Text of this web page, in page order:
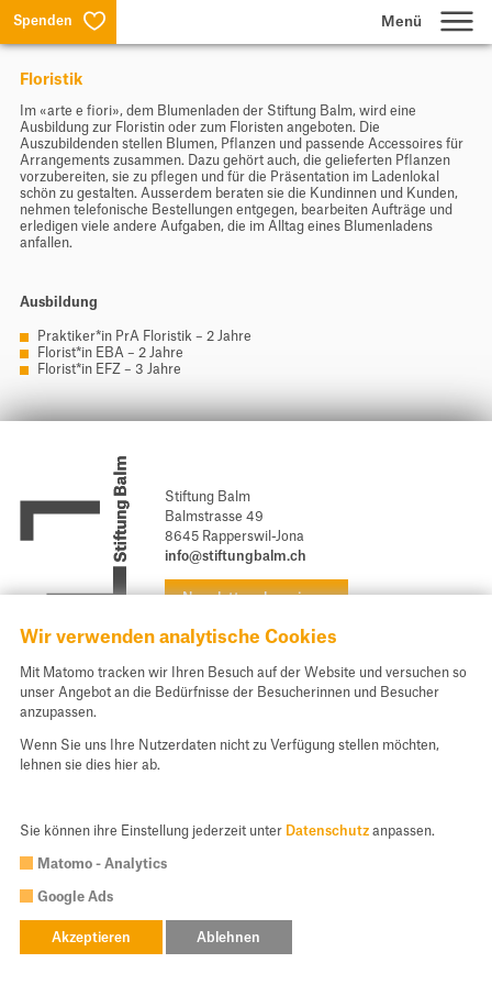
Spenden
Stiftung Balm
Suche
Jobs
Aktuelles
Newsletter
Lernen
Wohnen & Arbeiten
Produktion & Dienstleistungen
Über uns
Floristik
Im «arte e fiori», dem Blumenladen der Stiftung Balm, wird eine
Ausbildung zur Floristin oder zum Floristen angeboten. Die
Auszubildenden stellen Blumen, Pflanzen und passende Accessoires für
Arrangements zusammen. Dazu gehört auch, die gelieferten Pflanzen
vorzubereiten, sie zu pflegen und für die Präsentation im Ladenlokal
schön zu gestalten. Ausserdem beraten sie die Kundinnen und Kunden,
nehmen telefonische Bestellungen entgegen, bearbeiten Aufträge und
erledigen viele andere Aufgaben, die im Alltag eines Blumenladens
anfallen.
Ausbildung
Praktiker*in PrA Floristik – 2 Jahre
Florist*in EBA – 2 Jahre
Florist*in EFZ – 3 Jahre
Wir verwenden analytische Cookies
Mit Matomo tracken wir Ihren Besuch auf der Website und versuchen so
unser Angebot an die Bedürfnisse der Besucherinnen und Besucher
anzupassen.
Wenn Sie uns Ihre Nutzerdaten nicht zu Verfügung stellen möchten,
lehnen sie dies hier ab.
Sie können ihre Einstellung jederzeit unter Datenschutzanpassen.
Matomo - Analytics
Google Ads
Akzeptieren Ablehnen
Stiftung Balm
Balmstrasse 49
8645 Rapperswil-Jona
info@stiftungbalm.ch
Newsletter abonnieren
Spendenkonto und Kontakt
Unsere E-Banking Daten für Ihre Spende:
St. Galler Kantonalbank AG, 9001 St. Gallen
IBAN CH54 0078 1624 4588 9200 0
Impressum Datenschutz